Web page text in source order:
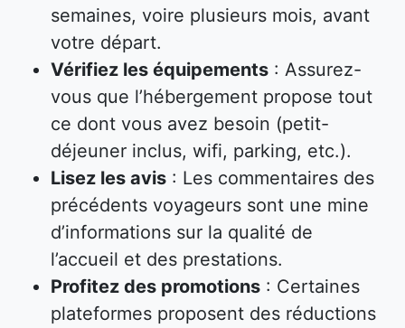
semaines, voire plusieurs mois, avant
votre départ.
Vérifiez les équipements : Assurez-
vous que l’hébergement propose tout
ce dont vous avez besoin (petit-
déjeuner inclus, wifi, parking, etc.).
Lisez les avis : Les commentaires des
précédents voyageurs sont une mine
d’informations sur la qualité de
l’accueil et des prestations.
Profitez des promotions : Certaines
plateformes proposent des réductions